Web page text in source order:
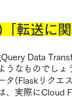
転送に
Data
うなものでしょ
タ(Flaskリクエ
、実際にCloud